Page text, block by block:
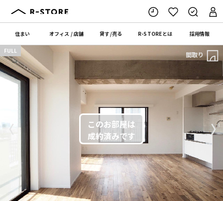
住まい オフィス /店舗 貸す/売る R-STOREとは 採用情報
〈 〉
FULL 間取り